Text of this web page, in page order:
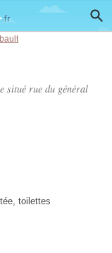
situé rue du général
toilettes